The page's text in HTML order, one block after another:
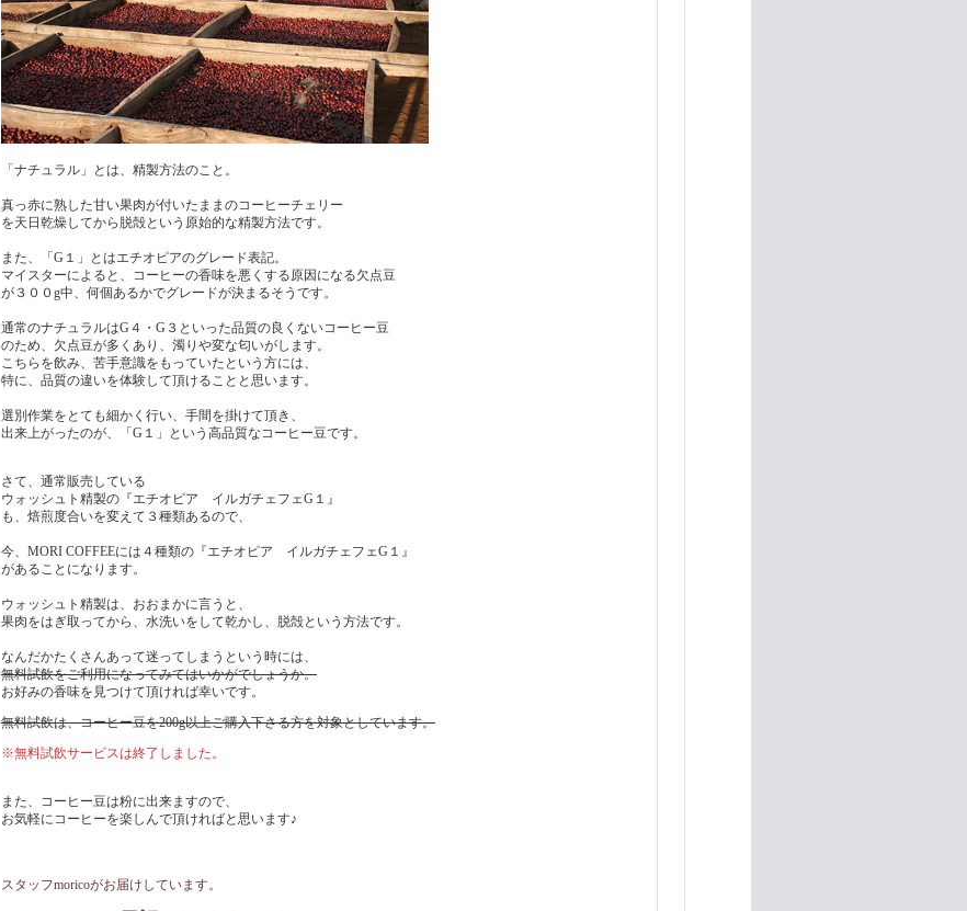
「ナチュラル」とは、精製方法のこと。
真っ赤に熟した甘い果肉が付いたままのコーヒーチェリー
を天日乾燥してから脱殻という原始的な精製方法です。
また、「G１」とはエチオピアのグレード表記。
マイスターによると、コーヒーの香味を悪くする原因になる欠点豆
が３００g中、何個あるかでグレードが決まるそうです。
通常のナチュラルはG４・G３といった品質の良くないコーヒー豆
のため、欠点豆が多くあり、濁りや変な匂いがします。
こちらを飲み、苦手意識をもっていたという方には、
特に、品質の違いを体験して頂けることと思います。
選別作業をとても細かく行い、手間を掛けて頂き、
出来上がったのが、「G１」という高品質なコーヒー豆です。
さて、通常販売している
ウォッシュト精製の『エチオピア イルガチェフェG１』
も、焙煎度合いを変えて３種類あるので、
今、MORI COFFEEには４種類の『エチオピア イルガチェフェG１』
があることになります。
ウォッシュト精製は、おおまかに言うと、
果肉をはぎ取ってから、水洗いをして乾かし、脱殻という方法です。
なんだかたくさんあって迷ってしまうという時には、
無料試飲をご利用になってみてはいかがでしょうか。
お好みの香味を見つけて頂ければ幸いです。
無料試飲は、コーヒー豆を200g以上ご購入下さる方を対象としています。
※無料試飲サービスは終了しました。
また、コーヒー豆は粉に出来ますので、
お気軽にコーヒーを楽しんで頂ければと思います♪
スタッフmoricoがお届けしています。